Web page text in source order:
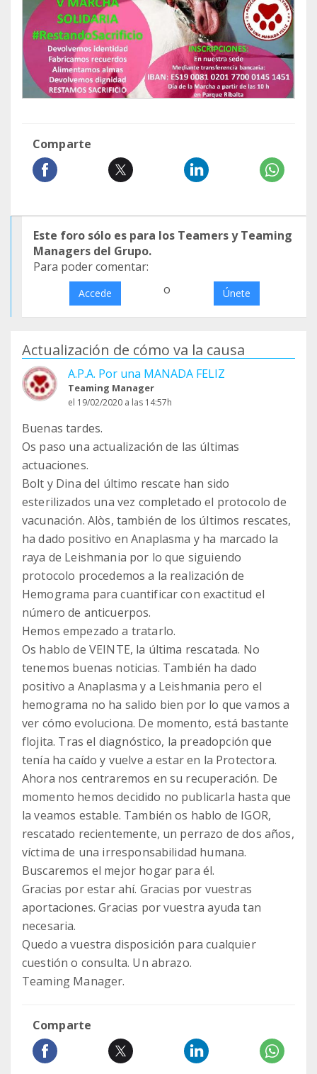
Comparte
Este foro sólo es para los Teamers y Teaming
Managers del Grupo.
Para poder comentar:
Accede o Únete
Actualización de cómo va la causa
A.P.A. Por una MANADA FELIZ
Teaming Manager
el 19/02/2020 a las 14:57h
Buenas tardes.
Os paso una actualización de las últimas
actuaciones.
Bolt y Dina del último rescate han sido
esterilizados una vez completado el protocolo de
vacunación. Alòs, también de los últimos rescates,
ha dado positivo en Anaplasma y ha marcado la
raya de Leishmania por lo que siguiendo
protocolo procedemos a la realización de
Hemograma para cuantificar con exactitud el
número de anticuerpos.
Hemos empezado a tratarlo.
Os hablo de VEINTE, la última rescatada. No
tenemos buenas noticias. También ha dado
positivo a Anaplasma y a Leishmania pero el
hemograma no ha salido bien por lo que vamos a
ver cómo evoluciona. De momento, está bastante
flojita. Tras el diagnóstico, la preadopción que
tenía ha caído y vuelve a estar en la Protectora.
Ahora nos centraremos en su recuperación. De
momento hemos decidido no publicarla hasta que
la veamos estable. También os hablo de IGOR,
rescatado recientemente, un perrazo de dos años,
víctima de una irresponsabilidad humana.
Buscaremos el mejor hogar para él.
Gracias por estar ahí. Gracias por vuestras
aportaciones. Gracias por vuestra ayuda tan
necesaria.
Quedo a vuestra disposición para cualquier
cuestión o consulta. Un abrazo.
Teaming Manager.
Comparte